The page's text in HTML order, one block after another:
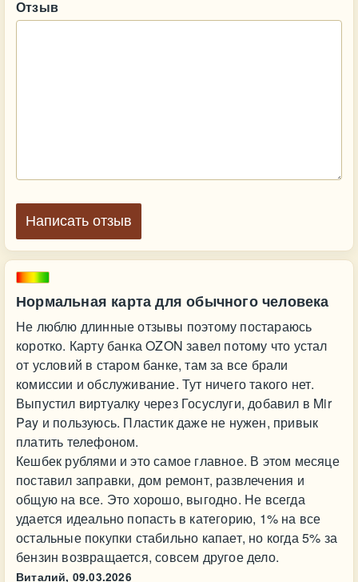
Нормальная карта для обычного человека
Не люблю длинные отзывы поэтому постараюсь
коротко. Карту банка OZON завел потому что устал
от условий в старом банке, там за все брали
комиссии и обслуживание. Тут ничего такого нет.
Выпустил виртуалку через Госуслуги, добавил в Mir
Pay и пользуюсь. Пластик даже не нужен, привык
платить телефоном.
Кешбек рублями и это самое главное. В этом месяце
поставил заправки, дом ремонт, развлечения и
общую на все. Это хорошо, выгодно. Не всегда
удается идеально попасть в категорию, 1% на все
остальные покупки стабильно капает, но когда 5% за
бензин возвращается, совсем другое дело.
Виталий, 09.03.2026
Отзыв
Написать отзыв